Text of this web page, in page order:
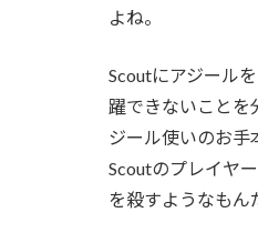
よね。
Scoutにアジール
躍できないことを
ジール使いのお手
Scoutのプレイヤ
を殺すようなもん